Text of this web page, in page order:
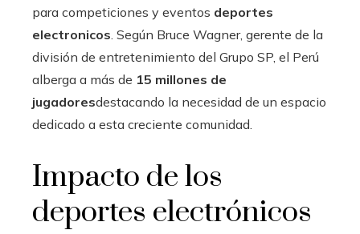
para competiciones y eventos deportes
electronicos. Según Bruce Wagner, gerente de la
división de entretenimiento del Grupo SP, el Perú
alberga a más de 15 millones de
jugadoresdestacando la necesidad de un espacio
dedicado a esta creciente comunidad.
Impacto de los
deportes electrónicos